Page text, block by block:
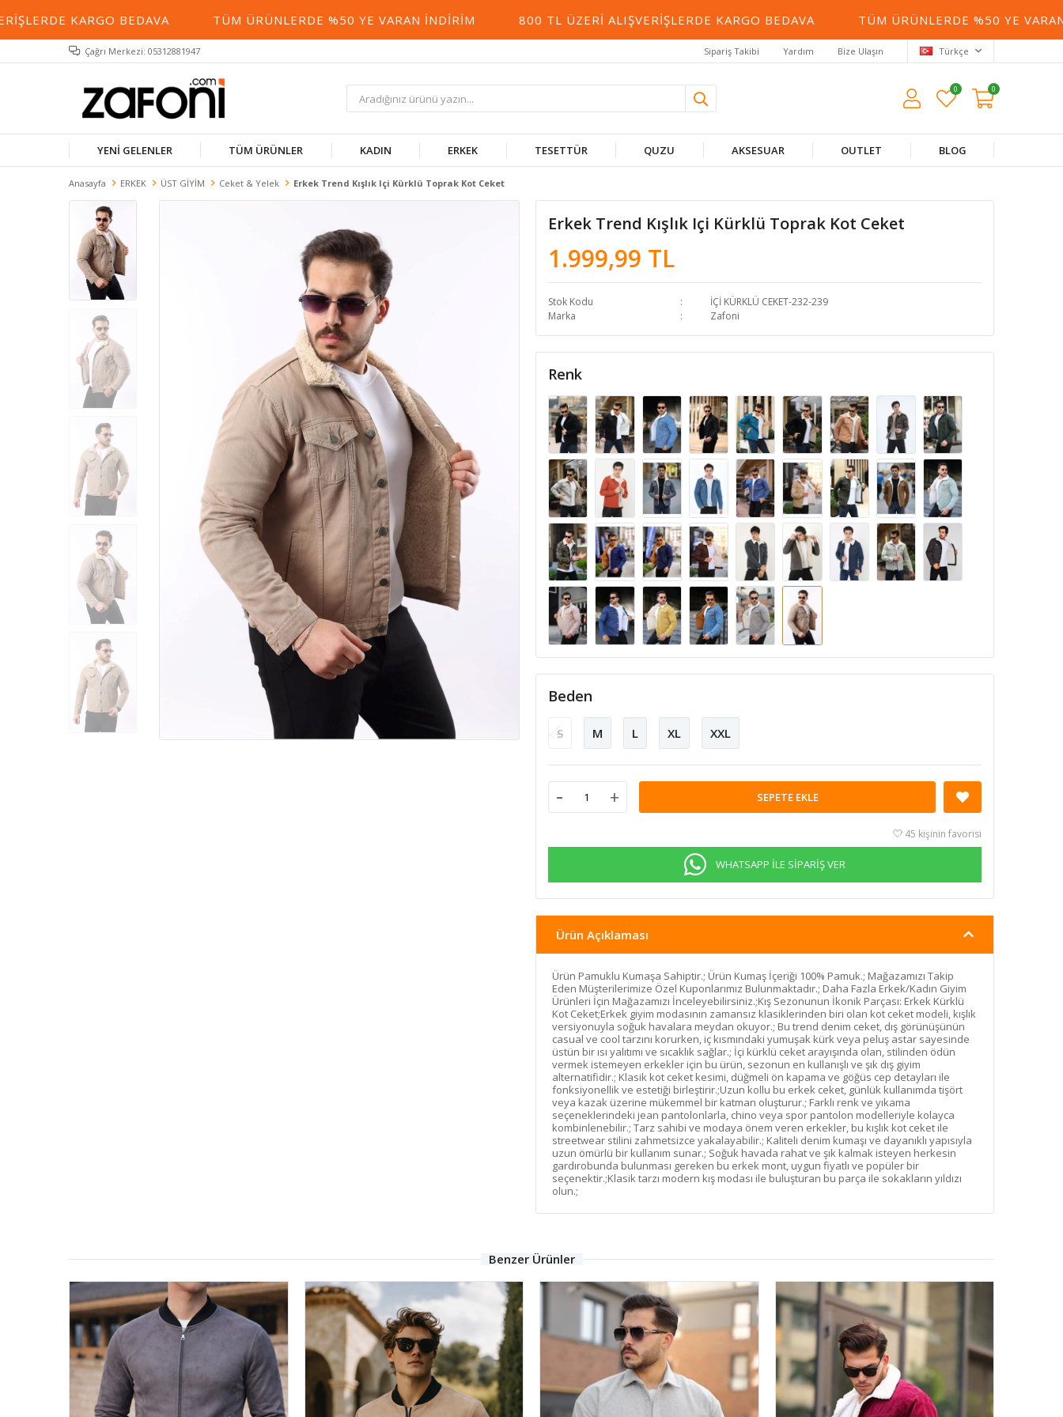
KARGO BEDAVA TÜM ÜRÜNLERDE %50 YE VARAN İNDIRIM 800 TL ÜZERI ALIŞVERIŞLERDE KARGO BEDAVA TÜM ÜRÜNLERDE %50 YE VARAN
Çağrı Merkezi: 05312881947 Sipariş Takibi Yardım Bize Ulaşın Türkçe
0 0
YENİ GELENLER TÜM ÜRÜNLER KADIN ERKEK TESETTÜR QUZU AKSESUAR OUTLET BLOG
Anasayfa ERKEK ÜST GİYİM Ceket & Yelek Erkek Trend Kışlık Içi Kürklü Toprak Kot Ceket
Erkek Trend Kışlık Içi Kürklü Toprak Kot Ceket
1.999,99 TL
Stok Kodu
İÇİ KÜRKLÜ CEKET-232-239
Marka
Zafoni
Renk
Beden
S M L XL XXL
- + SEPETE EKLE
45 kişinin favorisi
WHATSAPP İLE SİPARİŞ VER
Ürün Açıklaması
Ürün Pamuklu Kumaşa Sahiptir.; Ürün Kumaş İçeriği 100% Pamuk.; Mağazamızı Takip
Eden Müşterilerimize Özel Kuponlarımız Bulunmaktadır.; Daha Fazla Erkek/Kadın Giyim
Ürünleri İçin Mağazamızı İnceleyebilirsiniz.;Kış Sezonunun İkonik Parçası: Erkek Kürklü
Kot Ceket;Erkek giyim modasının zamansız klasiklerinden biri olan kot ceket modeli, kışlık
versiyonuyla soğuk havalara meydan okuyor.; Bu trend denim ceket, dış görünüşünün
casual ve cool tarzını korurken, iç kısmındaki yumuşak kürk veya peluş astar sayesinde
üstün bir ısı yalıtımı ve sıcaklık sağlar.; İçi kürklü ceket arayışında olan, stilinden ödün
vermek istemeyen erkekler için bu ürün, sezonun en kullanışlı ve şık dış giyim
alternatifidir.; Klasik kot ceket kesimi, düğmeli ön kapama ve göğüs cep detayları ile
fonksiyonellik ve estetiği birleştirir.;Uzun kollu bu erkek ceket, günlük kullanımda tişört
veya kazak üzerine mükemmel bir katman oluşturur.; Farklı renk ve yıkama
seçeneklerindeki jean pantolonlarla, chino veya spor pantolon modelleriyle kolayca
kombinlenebilir.; Tarz sahibi ve modaya önem veren erkekler, bu kışlık kot ceket ile
streetwear stilini zahmetsizce yakalayabilir.; Kaliteli denim kumaşı ve dayanıklı yapısıyla
uzun ömürlü bir kullanım sunar.; Soğuk havada rahat ve şık kalmak isteyen herkesin
gardırobunda bulunması gereken bu erkek mont, uygun fiyatlı ve popüler bir
seçenektir.;Klasik tarzı modern kış modası ile buluşturan bu parça ile sokakların yıldızı
olun.;
Benzer Ürünler